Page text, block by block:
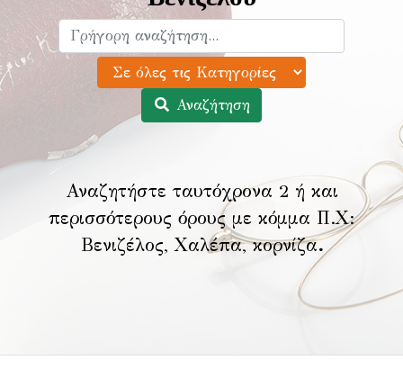
Αναζήτηση
Αναζητήστε ταυτόχρονα 2 ή και
περισσότερους όρους με κόμμα Π.Χ:
Βενιζέλος, Χαλέπα, κορνίζα.